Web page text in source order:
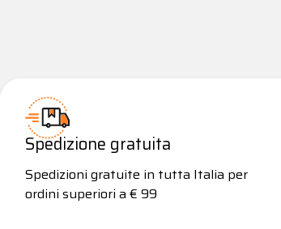
Spedizione gratuita
Spedizioni gratuite in tutta Italia per
ordini superiori a € 99